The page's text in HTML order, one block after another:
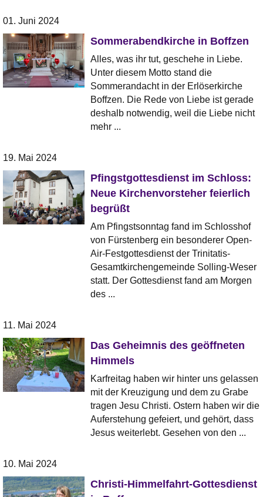
01. Juni 2024
Sommerabendkirche in Boffzen
Alles, was ihr tut, geschehe in Liebe.
Unter diesem Motto stand die
Sommerandacht in der Erlöserkirche
Boffzen. Die Rede von Liebe ist gerade
deshalb notwendig, weil die Liebe nicht
mehr ...
19. Mai 2024
Pfingstgottesdienst im Schloss:
Neue Kirchenvorsteher feierlich
begrüßt
Am Pfingstsonntag fand im Schlosshof
von Fürstenberg ein besonderer Open-
Air-Festgottesdienst der Trinitatis-
Gesamtkirchengemeinde Solling-Weser
statt. Der Gottesdienst fand am Morgen
des ...
11. Mai 2024
Das Geheimnis des geöffneten
Himmels
Karfreitag haben wir hinter uns gelassen
mit der Kreuzigung und dem zu Grabe
tragen Jesu Christi. Ostern haben wir die
Auferstehung gefeiert, und gehört, dass
Jesus weiterlebt. Gesehen von den ...
10. Mai 2024
Christi-Himmelfahrt-Gottesdienst